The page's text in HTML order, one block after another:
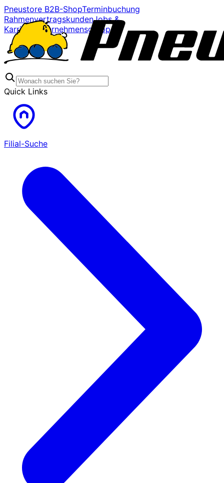
Pneustore B2B-ShopTerminbuchung
RahmenvertragskundenJobs &
Karriere
Unternehmensgruppe
Quick Links
Filial-Suche